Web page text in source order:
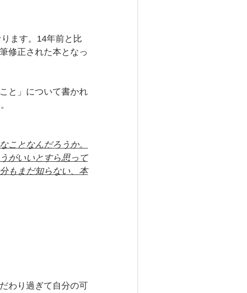
ます。14年前と比
修正された本となっ
と」について書かれ
ことなんだろうか。
がいいとすら思って
もまだ知らない、本
わり過ぎて自分の可